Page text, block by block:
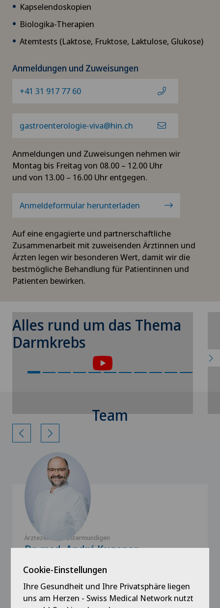
Kapselendoskopien
Biologika-Therapien
Atemtests (Laktose, Fruktose, Laktulose, Glukose)
Anmeldungen und Zuweisungen
+41 31 917 77 60
gastroenterologie-viva@hin.ch
Anmeldungen und Zuweisungen nehmen wir
Montag bis Freitag von 08.00 – 12.00 Uhr
und von 13.00 – 16.00 Uhr entgegen.
Anmeldeformular herunterladen
Auf eine engagierte und partnerschaftliche
Zusammenarbeit mit zuweisenden Ärztinnen und
Ärzten legen wir besonderen Wert, damit wir die
bestmögliche Behandlung für Patientinnen und
Patienten bewirken.
Alles rund um das Thema
Darmkrebs
Um Ihnen diesen Inhalt anzeigen zu
können, müssen Sie der Verwendung von
Cookies zustimmen.
Bitte aktivieren Sie die entsprechende Option
Team
Ärztezentrum Ostermundigen
Dr. med. André Kugener
Spezialisierung
Gastroenterologie und Hepatologie
Cookie-Einstellungen
Ihre Gesundheit und Ihre Privatsphäre liegen
uns am Herzen - Swiss Medical Network nutzt